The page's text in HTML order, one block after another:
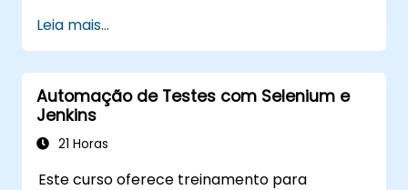
experiência de programação em C# ou
deseja relembrar alguns conceitos, consulte o
curso: C# para Engenheiros de Teste de
Automação.
Leia mais...
Automação de Testes com Selenium e
Jenkins
21 Horas
Este curso oferece treinamento para